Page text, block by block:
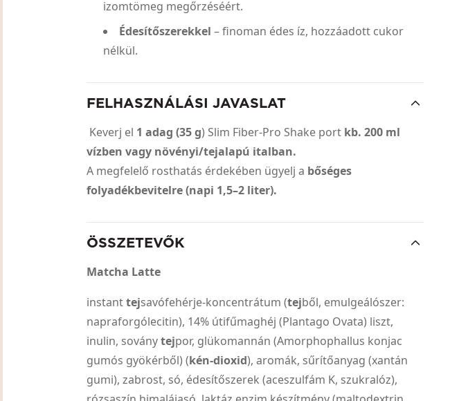
izomtömeg megőrzéséért.
Édesítőszerekkel – finoman édes íz, hozzáadott cukor
nélkül.
FELHASZNÁLÁSI JAVASLAT
Keverj el 1 adag (35 g) Slim Fiber-Pro Shake port kb. 200 ml
vízben vagy növényi/tejalapú italban.
A megfelelő rosthatás érdekében ügyelj a bőséges
folyadékbevitelre (napi 1,5–2 liter).
ÖSSZETEVŐK
Matcha Latte
instanttejsavófehérje-koncentrátum (tejből, emulgeálószer:
napraforgólecitin), 14% útifűmaghéj (Plantago Ovata) liszt,
inulin, soványtejpor, glükomannán (Amorphophallus konjac
gumós gyökérből) (kén-dioxid), aromák, sűrítőanyag (xantán
gumi), zabrost, só, édesítőszerek (aceszulfám K, szukralóz),